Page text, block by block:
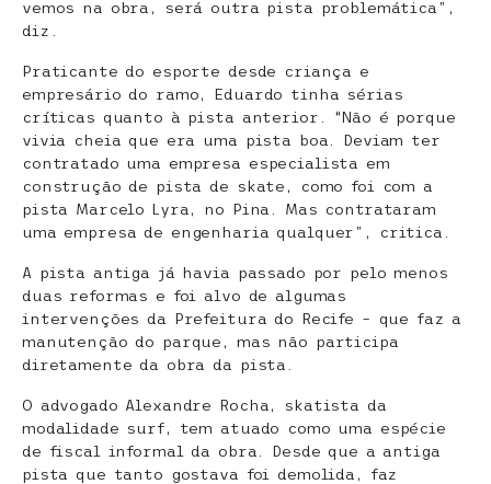
vemos na obra, será outra pista problemática”,
diz.
Praticante do esporte desde criança e
empresário do ramo, Eduardo tinha sérias
críticas quanto à pista anterior. “Não é porque
vivia cheia que era uma pista boa. Deviam ter
contratado uma empresa especialista em
construção de pista de skate, como foi com a
pista Marcelo Lyra, no Pina. Mas contrataram
uma empresa de engenharia qualquer”, critica.
A pista antiga já havia passado por pelo menos
duas reformas e foi alvo de algumas
intervenções da Prefeitura do Recife – que faz a
manutenção do parque, mas não participa
diretamente da obra da pista.
O advogado Alexandre Rocha, skatista da
modalidade surf, tem atuado como uma espécie
de fiscal informal da obra. Desde que a antiga
pista que tanto gostava foi demolida, faz